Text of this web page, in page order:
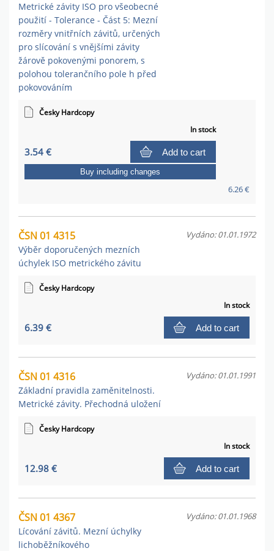
Metrické závity ISO pro všeobecné
použití - Tolerance - Část 5: Mezní
rozměry vnitřních závitů, určených
pro slícování s vnějšími závity
žárově pokovenými ponorem, s
polohou tolerančního pole h před
pokovováním
Česky Hardcopy
In stock
3.54 € Add to cart
6.26 €
Buy including changes
ČSN 01 4315
Výběr doporučených mezních
úchylek ISO metrického závitu
Vydáno: 01.01.1972
Česky Hardcopy
In stock
6.39 € Add to cart
ČSN 01 4316
Základní pravidla zaměnitelnosti.
Metrické závity. Přechodná uložení
Vydáno: 01.01.1991
Česky Hardcopy
In stock
12.98 € Add to cart
ČSN 01 4367
Lícování závitů. Mezní úchylky
lichoběžníkového
Vydáno: 01.01.1968